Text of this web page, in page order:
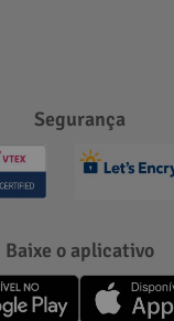
Segurança
Baixe o aplicativo